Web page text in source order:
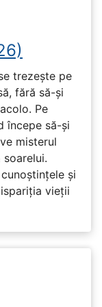
trezește pe
fără să-și
Pe
începe să-și
misterul
și
vieții